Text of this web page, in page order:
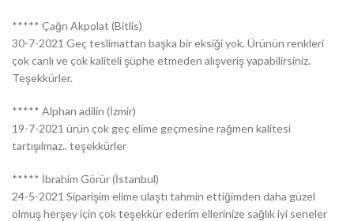
***** Çağrı Akpolat (Bitlis)
30-7-2021 Geç teslimattan başka bir eksiği yok. Ürünün renkleri
çok canlı ve çok kaliteli şüphe etmeden alışveriş yapabilirsiniz.
Teşekkürler.
***** Alphan adilin (İzmir)
19-7-2021 ürün çok geç elime geçmesine rağmen kalitesi
tartışılmaz.. teşekkürler
***** İbrahim Görür (İstanbul)
24-5-2021 Siparişim elime ulaştı tahmin ettiğimden daha güzel
olmuş herşey için çok teşekkür ederim ellerinize sağlık iyi seneler